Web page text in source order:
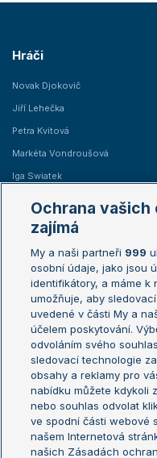
Hráči
Novak Djokovič
Jiří Lehečka
Petra Kvitová
Markéta Vondroušová
Iga Swiatek
Žebříčky
Žebříček ATP (muži)
Žebříček WTA (ženy)
Sázkařský žebříček
Aktualní trendy
Fotbalové přestupy
Livesport Daily
Ochrana vašich
zajímá
My a naši partneři 999
osobní údaje, jako jsou
identifikátory, a máme k
umožňuje, aby
uvedené v části My a
účelem poskytování.
odvoláním svého
sledovací technologie
obsahy a reklamy pro
nabídku můžete kdykoli
nebo souhlas odvolat
ve spodní části webové
našem Internetová
našich Zásadách